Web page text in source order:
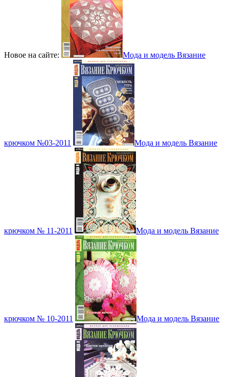
Новое на сайте: Мода и модель Вязание
крючком №03-2011 Мода и модель Вязание
крючком № 11-2011 Мода и модель Вязание
крючком № 10-2011 Мода и модель Вязание